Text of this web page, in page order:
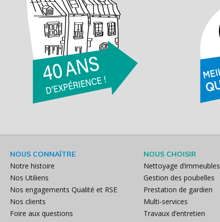
NOUS CONNAÎTRE
Notre histoire
Nos Utiliens
Nos engagements Qualité et RSE
Nos clients
Foire aux questions
NOUS CHOISIR
Nettoyage d’immeubles
Gestion des poubelles
Prestation de gardien
Multi-services
Travaux d’entretien